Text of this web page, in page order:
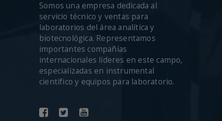
Somos una empresa dedicada al
servicio técnico y ventas para
laboratorios del área analítica y
biotecnológica. Representamos
importantes compañías
internacionales líderes en este campo,
especializadas en instrumental
científico y equipos para laboratorio.